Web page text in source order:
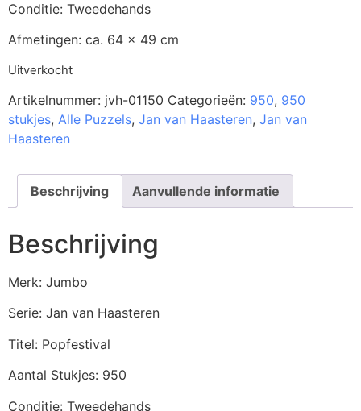
Conditie: Tweedehands
Afmetingen: ca. 64 x 49 cm
Uitverkocht
Artikelnummer: jvh-01150 Categorieën: 950, 950
stukjes, Alle Puzzels, Jan van Haasteren, Jan van
Haasteren
Beschrijving Aanvullende informatie
Beschrijving
Merk: Jumbo
Serie: Jan van Haasteren
Titel: Popfestival
Aantal Stukjes: 950
Conditie: Tweedehands